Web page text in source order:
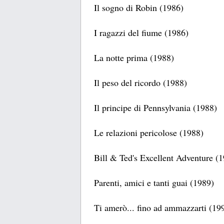
Il sogno di Robin (1986)
I ragazzi del fiume (1986)
La notte prima (1988)
Il peso del ricordo (1988)
Il principe di Pennsylvania (1988)
Le relazioni pericolose (1988)
Bill & Ted's Excellent Adventure
Parenti, amici e tanti guai (1989)
Ti amerò... fino ad ammazzarti